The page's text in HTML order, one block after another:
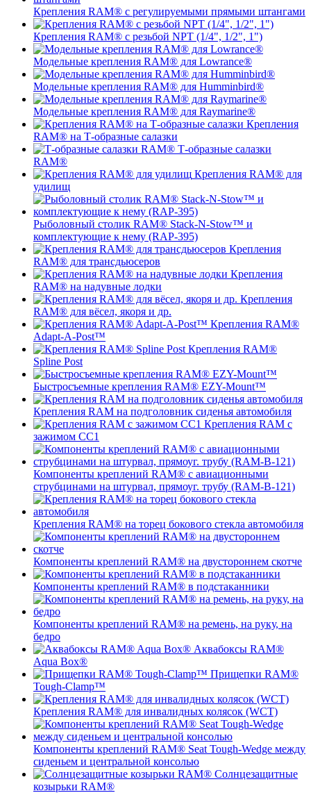
Крепления RAM® c регулируемыми прямыми штангами
Крепления RAM® с резьбой NPT (1/4", 1/2", 1")
Модельные крепления RAM® для Lowrance®
Модельные крепления RAM® для Humminbird®
Модельные крепления RAM® для Raymarine®
Крепления
RAM® на Т-образные салазки
Т-образные салазки
RAM®
Крепления RAM® для
удилищ
Рыболовный столик RAM® Stack-N-Stow™ и
комплектующие к нему (RAP-395)
Крепления
RAM® для трансдьюсеров
Крепления
RAM® на надувные лодки
Крепления
RAM® для вёсел, якоря и др.
Крепления RAM®
Adapt-A-Post™
Крепления RAM®
Spline Post
Быстросъемные крепления RAM® EZY-Mount™
Крепления RAM на подголовник сиденья автомобиля
Крепления RAM с
зажимом СС1
Компоненты креплений RAM® с авиационными
струбцинами на штурвал, прямоуг. трубу (RAM-B-121)
Крепления RAM® на торец бокового стекла автомобиля
Компоненты креплений RAM® на двустороннем скотче
Компоненты креплений RAM® в подстаканники
Компоненты креплений RAM® на ремень, на руку, на
бедро
Аквабоксы RAM®
Aqua Box®
Прищепки RAM®
Tough-Clamp™
Крепления RAM® для инвалидных колясок (WCT)
Компоненты креплений RAM® Seat Tough-Wedge между
сиденьем и центральной консолью
Солнцезащитные
козырьки RAM®